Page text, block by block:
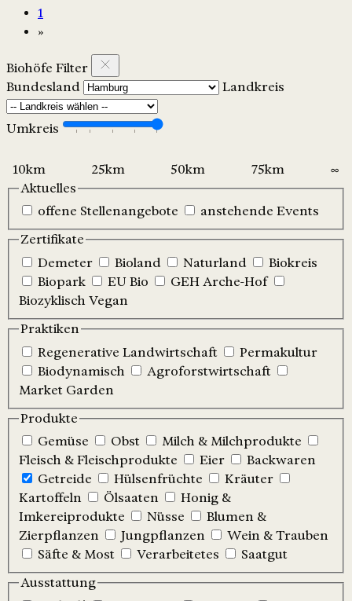
1
»
Biohöfe Filter
Bundesland
Landkreis
Umkreis
Aktuelles
offene Stellenangebote
anstehende Events
Zertifikate
Demeter
Bioland Naturland
Biokreis
Biopark
EU Bio
GEH Arche-Hof
Biozyklisch Vegan
Praktiken
Regenerative Landwirtschaft
Permakultur
Biodynamisch
Agroforstwirtschaft
Market Garden
Produkte
Gemüse
Obst
Milch & Milchprodukte
Fleisch & Fleischprodukte
Eier
Backwaren
Getreide
Hülsenfrüchte
Kräuter
Kartoffeln
Ölsaaten
Honig &
Imkereiprodukte
Nüsse
Blumen &
Zierpflanzen
Jungpflanzen
Wein & Trauben
Säfte & Most
Verarbeitetes
Saatgut
Ausstattung